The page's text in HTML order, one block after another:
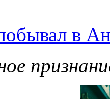
в